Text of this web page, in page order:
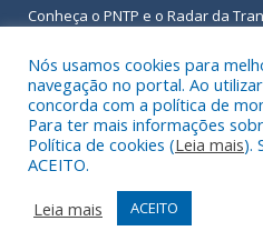
Conheça o PNTP e o Radar da
Todos os direitos reservados a
Açu.
Frequência Online
Acessar Área Administrativa
Nós usamos cookies para
navegação no portal. Ao
concorda com a política de
Para ter mais informações
Política de cookies (Leia mais).
ACEITO.
Leia mais
ACEITO